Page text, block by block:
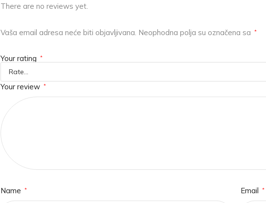
There are no reviews yet.
Vaša email adresa neće biti objavljivana. Neophodna polja su označena sa *
Your rating *
Your review *
Name * Email *